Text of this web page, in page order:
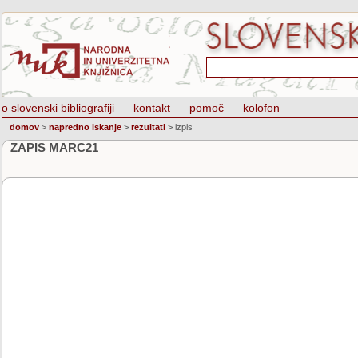
o slovenski bibliografiji kontakt pomoč kolofon
domov > napredno iskanje > rezultati > izpis
ZAPIS MARC21